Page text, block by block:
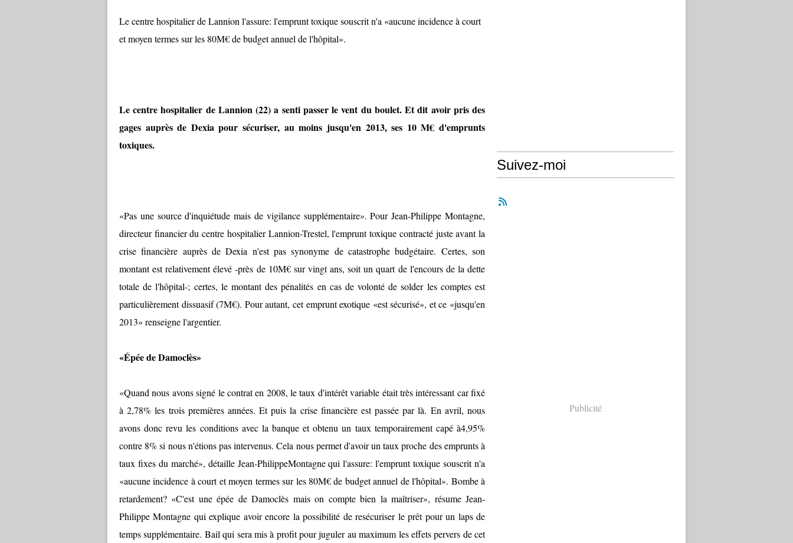
Le centre hospitalier de Lannion l'assure: l'emprunt toxique souscrit n'a «aucune incidence à court
et moyen termes sur les 80M€ de budget annuel de l'hôpital».
Le centre hospitalier de Lannion (22) a senti passer le vent du boulet. Et dit avoir pris des
gages auprès de Dexia pour sécuriser, au moins jusqu'en 2013, ses 10 M€ d'emprunts
toxiques.
«Pas une source d'inquiétude mais de vigilance supplémentaire». Pour Jean-Philippe Montagne,
directeur financier du centre hospitalier Lannion-Trestel, l'emprunt toxique contracté juste avant la
crise financière auprès de Dexia n'est pas synonyme de catastrophe budgétaire. Certes, son
montant est relativement élevé -près de 10M€ sur vingt ans, soit un quart de l'encours de la dette
totale de l'hôpital-; certes, le montant des pénalités en cas de volonté de solder les comptes est
particulièrement dissuasif (7M€). Pour autant, cet emprunt exotique «est sécurisé», et ce «jusqu'en
2013» renseigne l'argentier.
«Épée de Damoclès»
«Quand nous avons signé le contrat en 2008, le taux d'intérêt variable était très intéressant car fixé
à 2,78% les trois premières années. Et puis la crise financière est passée par là. En avril, nous
avons donc revu les conditions avec la banque et obtenu un taux temporairement capé à4,95%
contre 8% si nous n'étions pas intervenus. Cela nous permet d'avoir un taux proche des emprunts à
taux fixes du marché», détaille Jean-PhilippeMontagne qui l'assure: l'emprunt toxique souscrit n'a
«aucune incidence à court et moyen termes sur les 80M€ de budget annuel de l'hôpital». Bombe à
retardement? «C'est une épée de Damoclès mais on compte bien la maîtriser», résume Jean-
Philippe Montagne qui explique avoir encore la possibilité de resécuriser le prêt pour un laps de
temps supplémentaire. Bail qui sera mis à profit pour juguler au maximum les effets pervers de cet
Suivez-moi
Publicité